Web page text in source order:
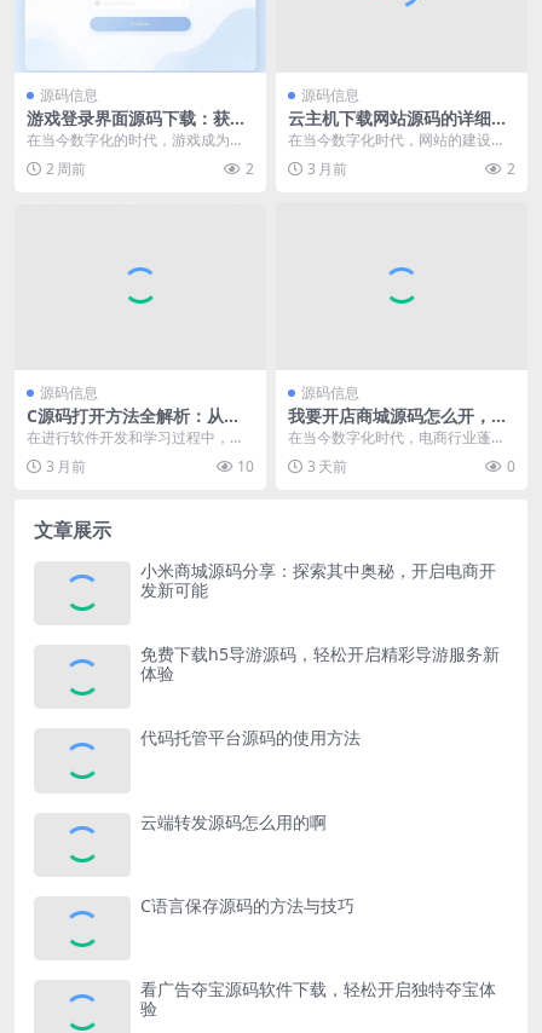
源码信息
游戏登录界面源码下载：获取
独特游戏登录界面代码的途径
在当今数字化的时代，游戏成为了
人们生活中不可或缺的一部分。对
于游戏开发者和爱好者...
2 周前 2
源码信息
云主机下载网站源码的详细步
骤与实用技巧
在当今数字化时代，网站的建设与
运营变得愈发重要。云主机作为一
种高效、灵活且稳定的...
3 月前 2
源码信息
C源码打开方法全解析：从基
础操作到常见问题应对
在进行软件开发和学习过程中，我
们常常会接触到C语言编写的源码。
了解如何打开C源码...
3 月前 10
源码信息
我要开店商城源码怎么开，掌
握这些方法轻松开启商城之路
在当今数字化时代，电商行业蓬勃
发展，拥有一个属于自己的商城成
为了许多创业者的梦想...
3 天前 0
文章展示
小米商城源码分享：探索其中奥秘，开启电商开
发新可能
免费下载h5导游源码，轻松开启精彩导游服务新
体验
代码托管平台源码的使用方法
云端转发源码怎么用的啊
C语言保存源码的方法与技巧
看广告夺宝源码软件下载，轻松开启独特夺宝体
验